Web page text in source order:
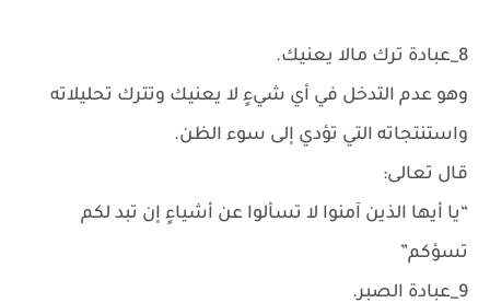
8_عبادة ترك مالا يعنيك.
وهو عدم التدخل في أي شيءٍ لا يعنيك وتترك تحليلاته
واستنتجاته التي تؤدي إلى سوء الظن.
قال تعالى:
“يا أيها الذين آمنوا لا تسألوا عن أشياءٍ إن تبد لكم
تسؤكم”
9_عبادة الصبر.